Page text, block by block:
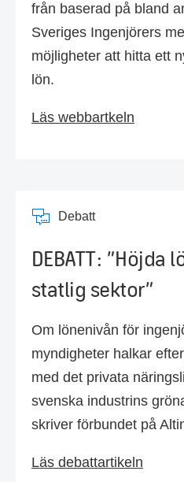
från baserad på bland
Sveriges Ingenjörers
möjligheter att hitta ett
lön.
Läs webbartkeln
Debatt
DEBATT: ”Höjda
statlig sektor”
Om lönenivån för
myndigheter halkar
med det privata
svenska industrins
skriver förbundet på
Läs debattartikeln